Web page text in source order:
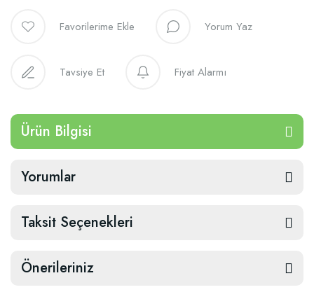
Yorum Yaz
Tavsiye Et Fiyat Alarmı
Ürün Bilgisi
Yorumlar
Taksit Seçenekleri
Önerileriniz